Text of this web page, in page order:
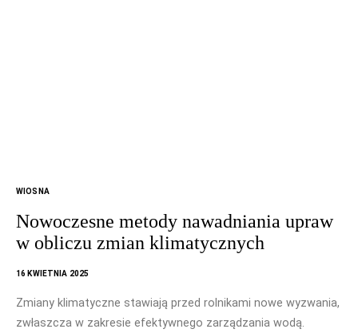
WIOSNA
Nowoczesne metody nawadniania upraw
w obliczu zmian klimatycznych
16 KWIETNIA 2025
Zmiany klimatyczne stawiają przed rolnikami nowe wyzwania,
zwłaszcza w zakresie efektywnego zarządzania wodą.